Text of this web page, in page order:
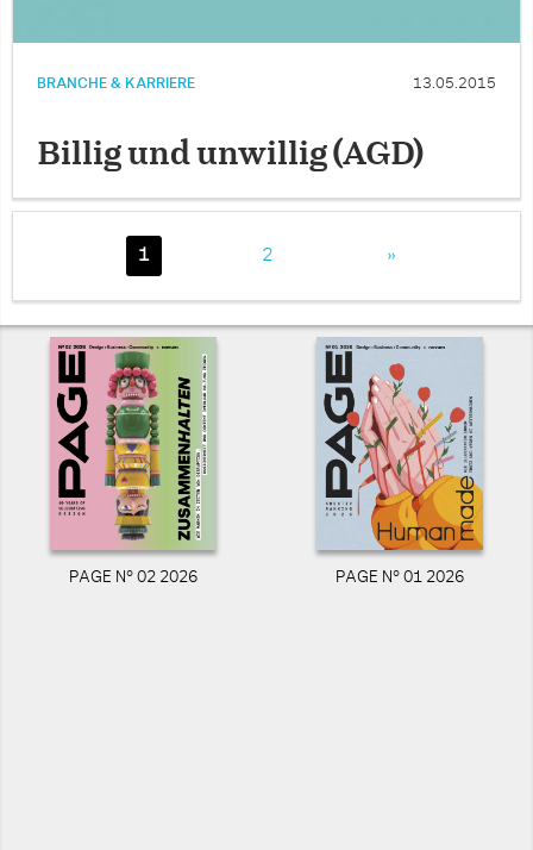
BRANCHE & KARRIERE 13.05.2015
Billig und unwillig (AGD)
1 2 »
PAGE N° 02 2026 PAGE N° 01 2026